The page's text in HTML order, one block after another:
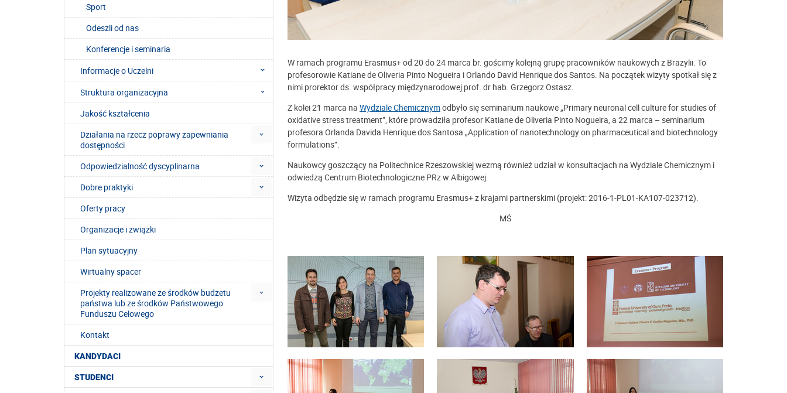
W ramach programu Erasmus+ od 20 do 24 marca br. gościmy kolejną grupę pracowników naukowych z Brazylii. To
profesorowie Katiane de Oliveria Pinto Nogueira i Orlando David Henrique dos Santos. Na początek wizyty spotkał się z
nimi prorektor ds. współpracy międzynarodowej prof. dr hab. Grzegorz Ostasz.
Z kolei 21 marca na Wydziale Chemicznymodbyło się seminarium naukowe „Primary neuronal cell culture for studies of
oxidative stress treatment”, które prowadziła profesor Katiane de Oliveria Pinto Nogueira, a 22 marca – seminarium
profesora Orlanda Davida Henrique dos Santosa „Application of nanotechnology on pharmaceutical and biotechnology
formulations”.
Naukowcy goszczący na Politechnice Rzeszowskiej wezmą również udział w konsultacjach na Wydziale Chemicznym i
odwiedzą Centrum Biotechnologiczne PRz w Albigowej.
Wizyta odbędzie się w ramach programu Erasmus+ z krajami partnerskimi (projekt: 2016-1-PL01-KA107-023712).
MŚ
Sport
Odeszli od nas
Konferencje i seminaria
Informacje o Uczelni
Struktura organizacyjna
Jakość kształcenia
Działania na rzecz poprawy zapewniania
dostępności
Odpowiedzialność dyscyplinarna
Dobre praktyki
Oferty pracy
Organizacje i związki
Plan sytuacyjny
Wirtualny spacer
Projekty realizowane ze środków budżetu
państwa lub ze środków Państwowego
Funduszu Celowego
Kontakt
KANDYDACI
STUDENCI